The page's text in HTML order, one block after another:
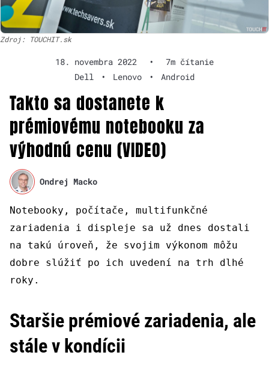
Zdroj: TOUCHIT.sk
18. novembra 2022 •
7m čítanie
Dell
• Lenovo • Android
Takto sa dostanete k
prémiovému notebooku za
výhodnú cenu (VIDEO)
Ondrej Macko
Notebooky, počítače, multifunkčné
zariadenia i displeje sa už dnes dostali
na takú úroveň, že svojim výkonom môžu
dobre slúžiť po ich uvedení na trh dlhé
roky.
Staršie prémiové zariadenia, ale
stále v kondícii